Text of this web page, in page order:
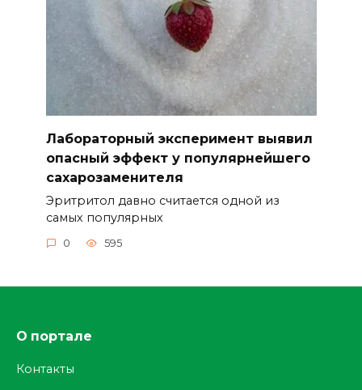
Лабораторный эксперимент выявил
опасный эффект у популярнейшего
сахарозаменителя
Эритритол давно считается одной из
самых популярных
0 595
О портале
Контакты